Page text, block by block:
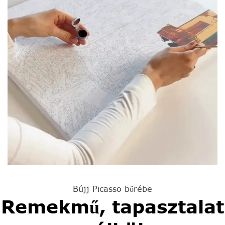
Bújj Picasso bőrébe
Remekmű, tapasztalat